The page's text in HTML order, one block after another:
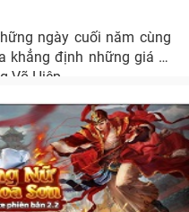
ngày cuối năm cùng
khẳng định những giá trị
Võ Hiệp.